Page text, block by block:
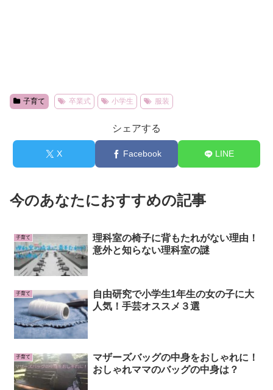
子育て 卒業式 小学生 服装
シェアする
X Facebook LINE
今のあなたにおすすめの記事
子育て
理科室の椅子に背もたれがない理由！
意外と知らない理科室の謎
子育て
自由研究で小学生1年生の女の子に大
人気！手芸オススメ３選
子育て
マザーズバッグの中身をおしゃれに！
おしゃれママのバッグの中身は？